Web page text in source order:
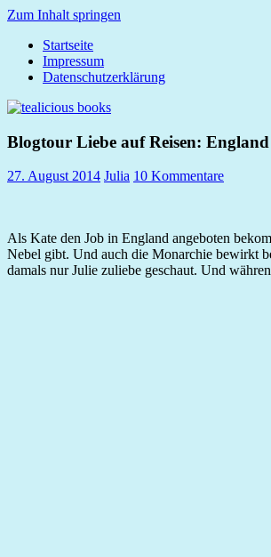
Zum Inhalt springen
tealicious
books
Startseite
Impressum
Datenschutzerklärung
Blogtour Liebe auf Reisen:
27. August 2014 Julia 10 Kommentare
Als Kate den Job in England angeboten
Nebel gibt. Und auch die Monarchie bewirkt
damals nur Julie zuliebe geschaut. Und